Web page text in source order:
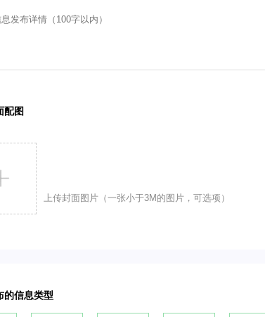
配图
上传封面图片（一张小于3M的图片，可选项）
的信息类型